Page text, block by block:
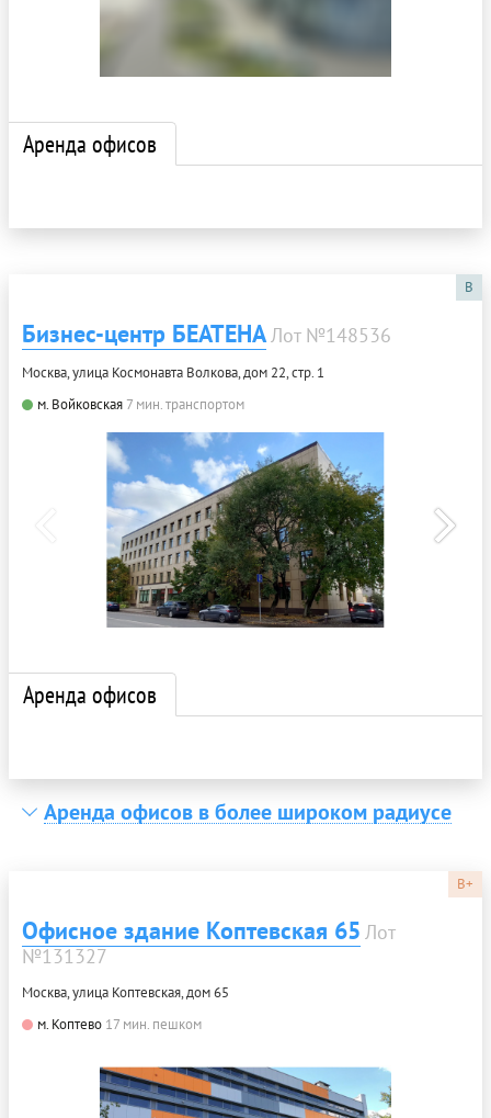
Аренда офисов
B
Бизнес-центр БЕАТЕНАЛот №148536
Москва, улица Космонавта Волкова, дом 22, стр. 1
м. Войковская 7 мин. транспортом
Аренда офисов
Аренда офисов в более широком радиусе
B+
Офисное здание Коптевская 65 Лот
№131327
Москва, улица Коптевская, дом 65
м. Коптево 17 мин. пешком